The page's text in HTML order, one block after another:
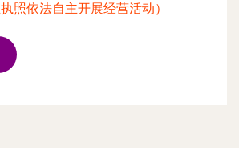
照依法自主开展经营活动）